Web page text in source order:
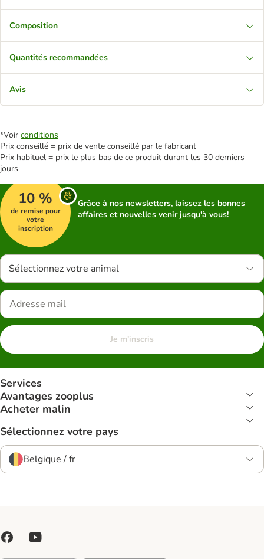
Composition
Quantités recommandées
Avis
*Voir conditions
Prix conseillé = prix de vente conseillé par le fabricant
Prix habituel = prix le plus bas de ce produit durant les 30 derniers
jours
10 %
de remise pour
votre
inscription
Grâce à nos newsletters, laissez les bonnes
affaires et nouvelles venir jusqu'à vous!
Sélectionnez votre animal
Je m'inscris
Services
Avantages zooplus
Acheter malin
Sélectionnez votre pays
Belgique / fr